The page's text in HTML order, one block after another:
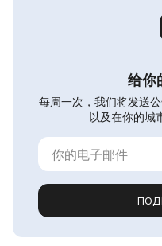
给你
每周一次，我们将发送
以及在你的城